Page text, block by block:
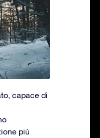
capace di
più